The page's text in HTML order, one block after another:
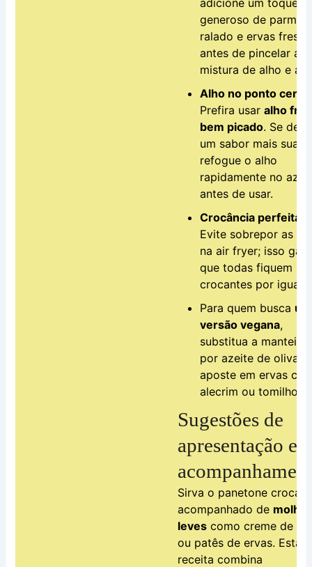
generoso de
ralado e ervas
antes de pincelar a
mistura de alho e
Alho no ponto certo:
Prefira usaralho
bem picado. Se
um sabor mais
refogue o alho
rapidamente no
antes de usar.
Crocância perfeita:
Evite sobrepor as
na air fryer; isso
que todas fiquem
crocantes por igual.
Para quem busca
versão vegana,
substitua a manteiga
por azeite de oliva e
aposte em ervas
alecrim ou tomilho.
Sugestões de
apresentação e
Sirva o panetone
acompanhado de
leves como creme de
ou patês de ervas. Esta
receita combina